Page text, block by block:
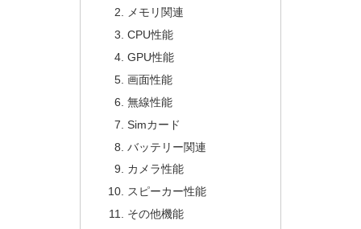
メモリ関連
CPU性能
GPU性能
画面性能
無線性能
Simカード
バッテリー関連
カメラ性能
スピーカー性能
その他機能